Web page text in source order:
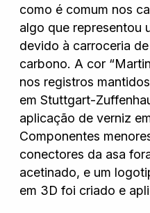
como é comum nos
algo que representou
devido à carroceria
carbono. A cor
nos registros
em Stuttgart-
aplicação de verniz
Componentes
conectores da asa
acetinado, e um
em 3D foi criado e